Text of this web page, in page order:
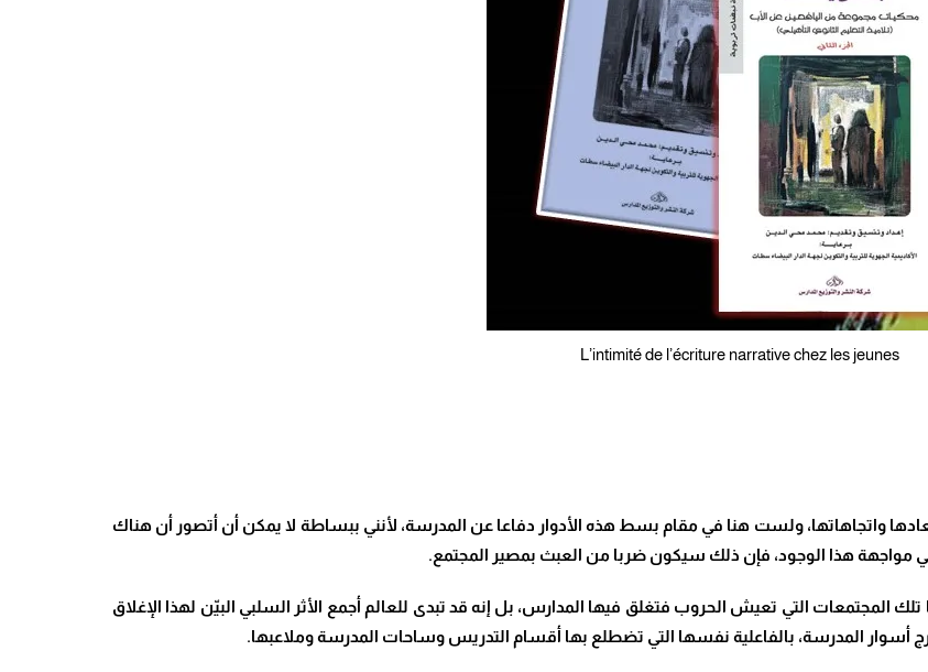
L’intimité de l’écriture narrative chez les jeunes
واتجاهاتها، ولست هنا في مقام بسط هذه الأدوار دفاعا عن المدرسة، لأنني ببساطة لا يمكن أن أتصور أن هناك
هذا الوجود، فإن ذلك سيكون ضربا من العبث بمصير المجتمع.
المجتمعات التي تعيش الحروب فتغلق فيها المدارس، بل إنه قد تبدى للعالم أجمع الأثر السلبي البيّن لهذا الإغلاق
أسوار المدرسة، بالفاعلية نفسها التي تضطلع بها أقسام التدريس وساحات المدرسة وملاعبها.